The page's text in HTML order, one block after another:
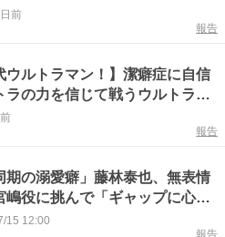
前
報告
ウルトラマン！】潔癖症に自信
ラの力を信じて戦うウルトラマ
とは？
報告
期の溺愛癖」藤林泰也、無表情
嶋役に挑んで「ギャップに心奪
15 12:00
報告